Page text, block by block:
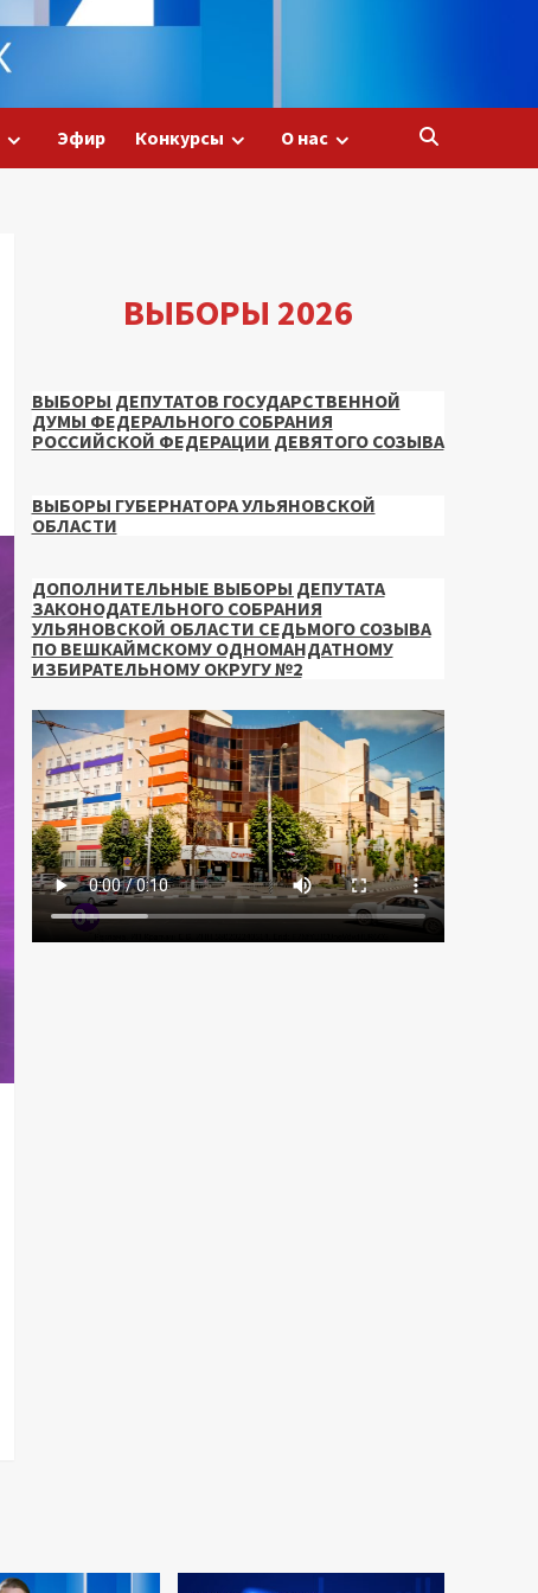
Эфир Конкурсы О нас
ВЫБОРЫ 2026
ВЫБОРЫ ДЕПУТАТОВ ГОСУДАРСТВЕННОЙ
ДУМЫ ФЕДЕРАЛЬНОГО СОБРАНИЯ
РОССИЙСКОЙ ФЕДЕРАЦИИ ДЕВЯТОГО СОЗЫВА
ВЫБОРЫ ГУБЕРНАТОРА УЛЬЯНОВСКОЙ
ОБЛАСТИ
ДОПОЛНИТЕЛЬНЫЕ ВЫБОРЫ ДЕПУТАТА
ЗАКОНОДАТЕЛЬНОГО СОБРАНИЯ
УЛЬЯНОВСКОЙ ОБЛАСТИ СЕДЬМОГО СОЗЫВА
ПО ВЕШКАЙМСКОМУ ОДНОМАНДАТНОМУ
ИЗБИРАТЕЛЬНОМУ ОКРУГУ №2